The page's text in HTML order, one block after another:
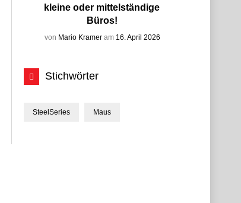
kleine oder mittelständige
Büros!
von Mario Krameram 16. April 2026
Stichwörter
SteelSeries Maus